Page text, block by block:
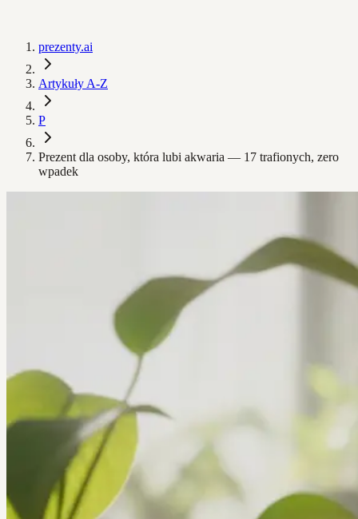
prezenty.ai
Artykuły A-Z
P
Prezent dla osoby, która lubi akwaria — 17 trafionych, zero
wpadek